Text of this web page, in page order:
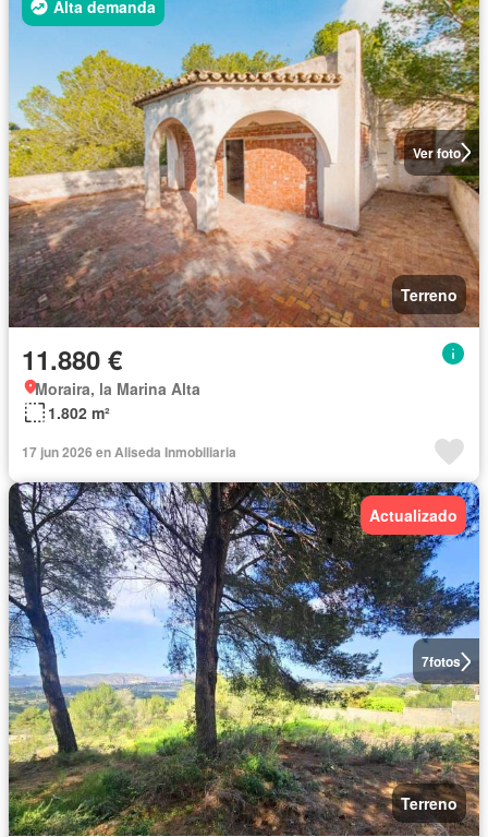
Ver foto
Alta demanda
Terreno
11.880 €
Moraira, la Marina Alta
1.802 m²
17 jun 2026 en Aliseda Inmobiliaria
7fotos
Actualizado
Terreno